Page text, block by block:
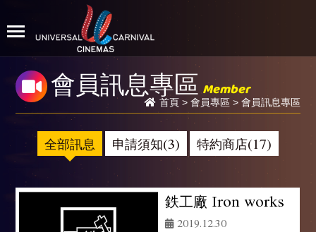
會員訊息專區 Member
首頁> 會員專區> 會員訊息專區
全部訊息 申請須知(3) 特約商店(17)
鉄工廠 Iron works
2019.12.30